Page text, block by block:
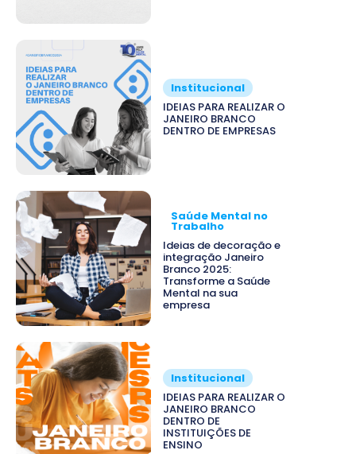
Institucional
IDEIAS PARA REALIZAR O
JANEIRO BRANCO
DENTRO DE EMPRESAS
Saúde Mental no
Trabalho
Ideias de decoração e
integração Janeiro
Branco 2025:
Transforme a Saúde
Mental na sua
empresa
Institucional
IDEIAS PARA REALIZAR O
JANEIRO BRANCO
DENTRO DE
INSTITUIÇÕES DE
ENSINO